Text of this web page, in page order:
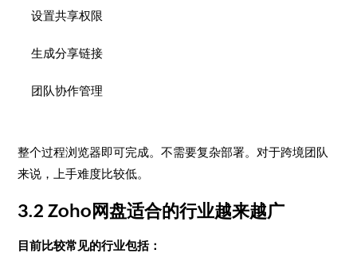
设置共享权限
生成分享链接
团队协作管理
整个过程浏览器即可完成。不需要复杂部署。对于跨境团队
来说，上手难度比较低。
3.2 Zoho网盘适合的行业越来越广
目前比较常见的行业包括：